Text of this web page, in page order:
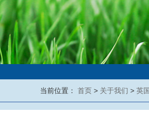
当前位置： 首页 > 关于我们 > 英